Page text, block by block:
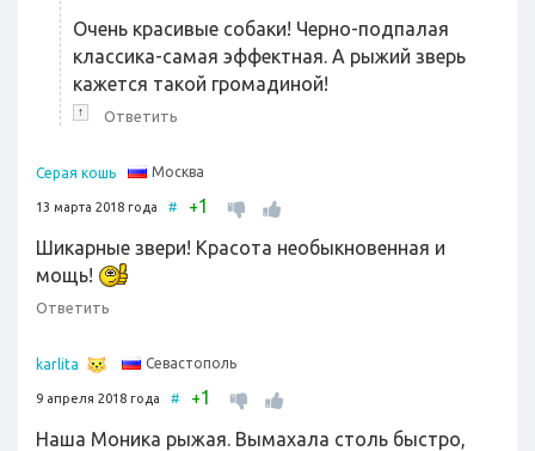
Очень красивые собаки! Черно-подпалая
классика-самая эффектная. А рыжий зверь
кажется такой громадиной!
↑ Ответить
Серая кошь Москва
13 марта 2018 года # +1
Шикарные звери! Красота необыкновенная и
мощь!
Ответить
karlita Севастополь
9 апреля 2018 года # +1
Наша Моника рыжая. Вымахала столь быстро,